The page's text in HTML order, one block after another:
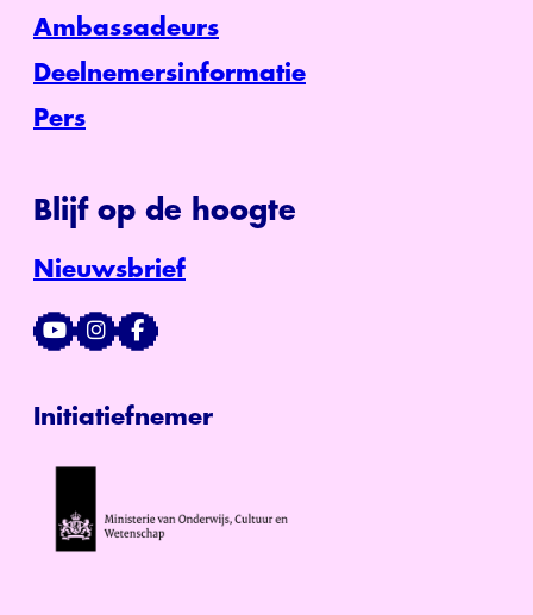
Ambassadeurs
Deelnemersinformatie
Pers
Blijf op de hoogte
Nieuwsbrief
Initiatiefnemer